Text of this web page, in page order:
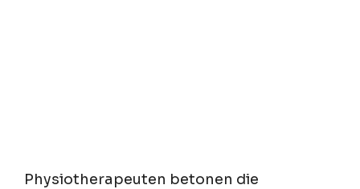
Physiotherapeuten betonen die